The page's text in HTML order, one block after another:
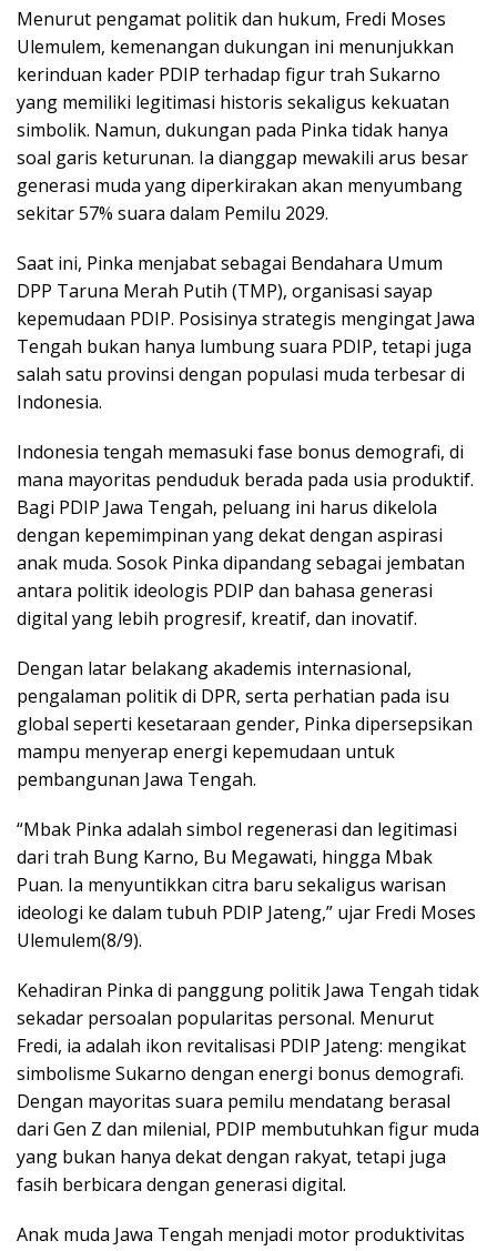
Menurut pengamat politik dan hukum, Fredi Moses
Ulemulem, kemenangan dukungan ini menunjukkan
kerinduan kader PDIP terhadap figur trah Sukarno
yang memiliki legitimasi historis sekaligus kekuatan
simbolik. Namun, dukungan pada Pinka tidak hanya
soal garis keturunan. Ia dianggap mewakili arus besar
generasi muda yang diperkirakan akan menyumbang
sekitar 57% suara dalam Pemilu 2029.
Saat ini, Pinka menjabat sebagai Bendahara Umum
DPP Taruna Merah Putih (TMP), organisasi sayap
kepemudaan PDIP. Posisinya strategis mengingat Jawa
Tengah bukan hanya lumbung suara PDIP, tetapi juga
salah satu provinsi dengan populasi muda terbesar di
Indonesia.
Indonesia tengah memasuki fase bonus demografi, di
mana mayoritas penduduk berada pada usia produktif.
Bagi PDIP Jawa Tengah, peluang ini harus dikelola
dengan kepemimpinan yang dekat dengan aspirasi
anak muda. Sosok Pinka dipandang sebagai jembatan
antara politik ideologis PDIP dan bahasa generasi
digital yang lebih progresif, kreatif, dan inovatif.
Dengan latar belakang akademis internasional,
pengalaman politik di DPR, serta perhatian pada isu
global seperti kesetaraan gender, Pinka dipersepsikan
mampu menyerap energi kepemudaan untuk
pembangunan Jawa Tengah.
“Mbak Pinka adalah simbol regenerasi dan legitimasi
dari trah Bung Karno, Bu Megawati, hingga Mbak
Puan. Ia menyuntikkan citra baru sekaligus warisan
ideologi ke dalam tubuh PDIP Jateng,” ujar Fredi Moses
Ulemulem(8/9).
Kehadiran Pinka di panggung politik Jawa Tengah tidak
sekadar persoalan popularitas personal. Menurut
Fredi, ia adalah ikon revitalisasi PDIP Jateng: mengikat
simbolisme Sukarno dengan energi bonus demografi.
Dengan mayoritas suara pemilu mendatang berasal
dari Gen Z dan milenial, PDIP membutuhkan figur muda
yang bukan hanya dekat dengan rakyat, tetapi juga
fasih berbicara dengan generasi digital.
Anak muda Jawa Tengah menjadi motor produktivitas